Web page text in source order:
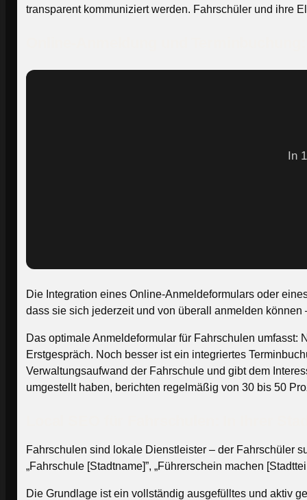
transparent kommuniziert werden. Fahrschüler und ihre
In
Die Integration eines Online-Anmeldeformulars oder
dass sie sich jederzeit und von überall anmelden
Das optimale Anmeldeformular für Fahrschulen
Erstgespräch. Noch besser ist ein integriertes
Verwaltungsaufwand der Fahrschule und gibt dem
umgestellt haben, berichten regelmäßig von 30 bis 50
Fahrschulen sind lokale Dienstleister – der Fahrschüler
„Fahrschule [Stadtname]”, „Führerschein machen
Die Grundlage ist ein vollständig ausgefülltes und aktiv